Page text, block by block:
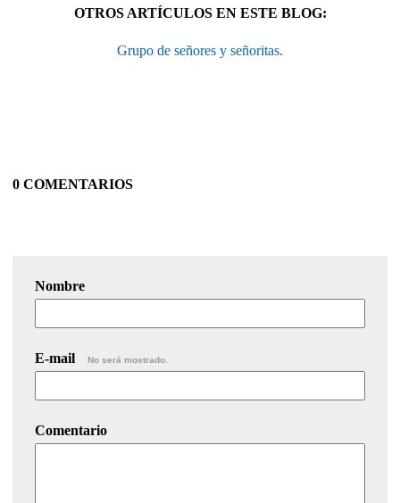
OTROS ARTÍCULOS EN ESTE BLOG:
Grupo de señores y señoritas.
0 COMENTARIOS
Nombre
E-mail No será mostrado.
Comentario